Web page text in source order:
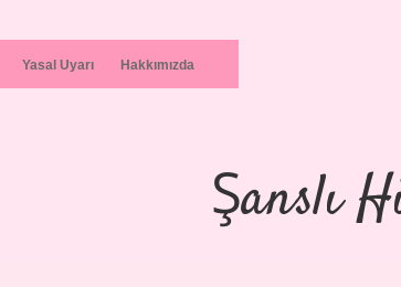
Yasal Uyarı Hakkımızda
Şanslı